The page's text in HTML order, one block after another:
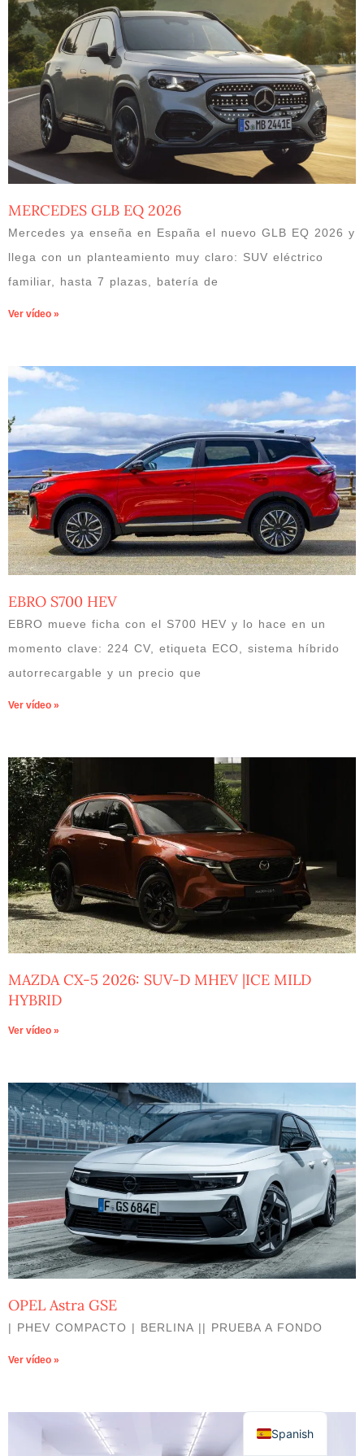
MERCEDES GLB EQ 2026
Mercedes ya enseña en España el nuevo GLB EQ 2026 y
llega con un planteamiento muy claro: SUV eléctrico
familiar, hasta 7 plazas, batería de
Ver vídeo »
EBRO S700 HEV
EBRO mueve ficha con el S700 HEV y lo hace en un
momento clave: 224 CV, etiqueta ECO, sistema híbrido
autorrecargable y un precio que
Ver vídeo »
MAZDA CX-5 2026: SUV-D MHEV |ICE MILD
HYBRID
Ver vídeo »
OPEL Astra GSE
| PHEV COMPACTO | BERLINA || PRUEBA A FONDO
Ver vídeo »
Spanish